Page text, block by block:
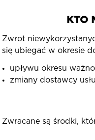
KTO
Zwrot
się ubiegać w okresie
upływu okresu
zmiany dostawcy
Zwracane są środki,